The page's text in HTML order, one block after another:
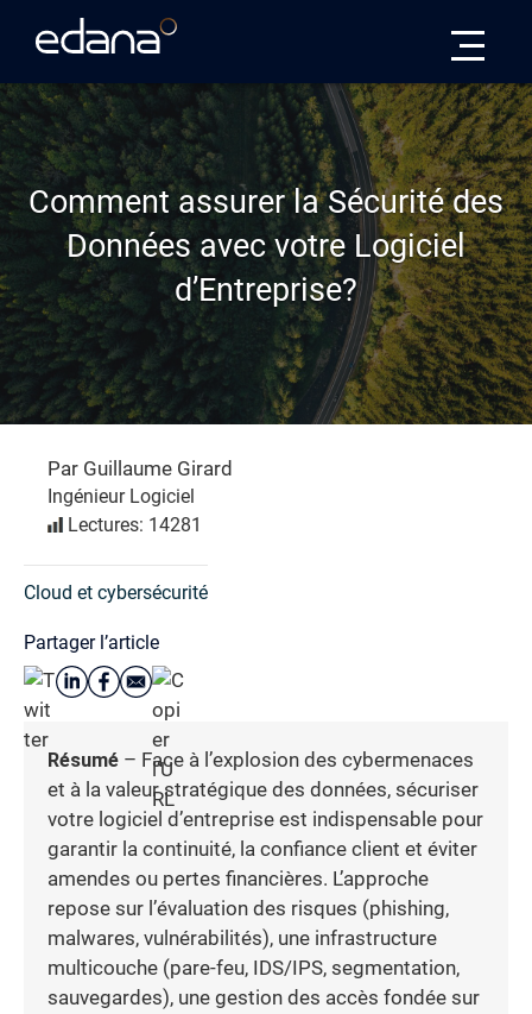
Comment assurer la Sécurité des
Données avec votre Logiciel
d’Entreprise?
Par Guillaume Girard
Ingénieur Logiciel
Lectures: 14281
Cloud et cybersécurité
Partager l’article
Résumé – Face à l’explosion des cybermenaces
et à la valeur stratégique des données, sécuriser
votre logiciel d’entreprise est indispensable pour
garantir la continuité, la confiance client et éviter
amendes ou pertes financières. L’approche
repose sur l’évaluation des risques (phishing,
malwares, vulnérabilités), une infrastructure
multicouche (pare-feu, IDS/IPS, segmentation,
sauvegardes), une gestion des accès fondée sur